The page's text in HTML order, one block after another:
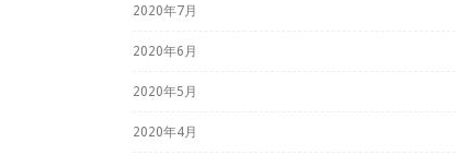
2020年7月
2020年6月
2020年5月
2020年4月